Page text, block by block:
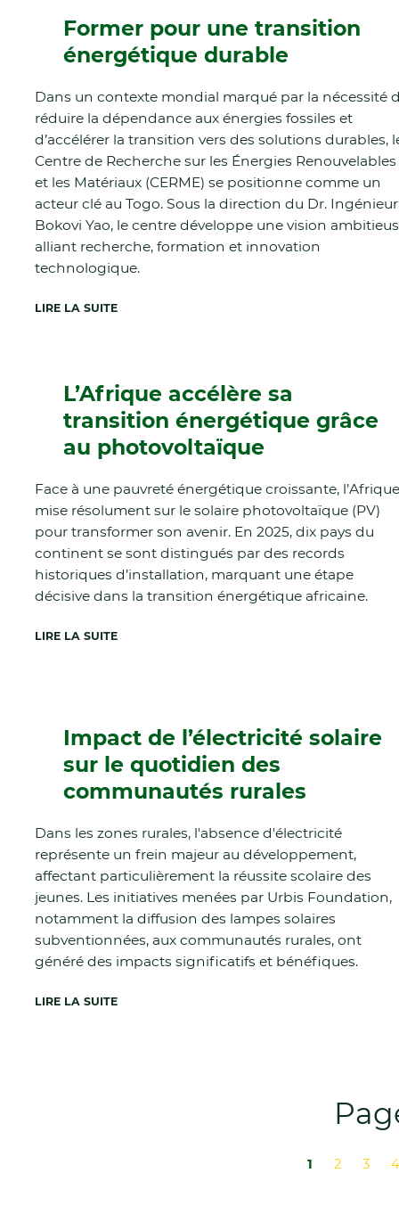
Former pour une transition
énergétique durable
Dans un contexte mondial marqué par la nécessité
réduire la dépendance aux énergies fossiles et
d’accélérer la transition vers des solutions durables,
Centre de Recherche sur les Énergies Renouvelables
et les Matériaux (CERME) se positionne comme un
acteur clé au Togo. Sous la direction du Dr. Ingénieur
Bokovi Yao, le centre développe une vision
alliant recherche, formation et innovation
technologique.
LIRE LA SUITE
L’Afrique accélère sa
transition énergétique grâce
au photovoltaïque
Face à une pauvreté énergétique croissante,
mise résolument sur le solaire photovoltaïque (PV)
pour transformer son avenir. En 2025, dix pays du
continent se sont distingués par des records
historiques d’installation, marquant une étape
décisive dans la transition énergétique africaine.
LIRE LA SUITE
Impact de l’électricité solaire
sur le quotidien des
communautés rurales
Dans les zones rurales, l'absence d'électricité
représente un frein majeur au développement,
affectant particulièrement la réussite scolaire des
jeunes. Les initiatives menées par Urbis Foundation,
notamment la diffusion des lampes solaires
subventionnées, aux communautés rurales, ont
généré des impacts significatifs et bénéfiques.
LIRE LA SUITE
1 2 3